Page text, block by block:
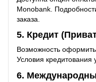
Monobank.
заказа.
5. Кредит
Возможность оформить
Условия кредитования
6.